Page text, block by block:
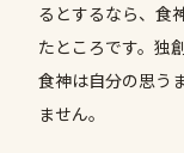
るとするなら、食
たところです。独
食神は自分の思う
ません。